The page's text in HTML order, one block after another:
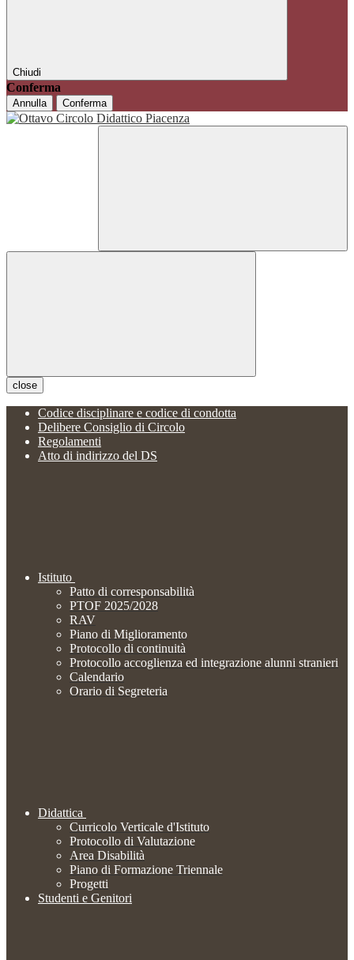
Chiudi
Conferma
Annulla Conferma
close
Codice disciplinare e codice di condotta
Delibere Consiglio di Circolo
Regolamenti
Atto di indirizzo del DS
Istituto
Patto di corresponsabilità
PTOF 2025/2028
RAV
Piano di Miglioramento
Protocollo di continuità
Protocollo accoglienza ed integrazione alunni stranieri
Calendario
Orario di Segreteria
Didattica
Curricolo Verticale d'Istituto
Protocollo di Valutazione
Area Disabilità
Piano di Formazione Triennale
Progetti
Studenti e Genitori